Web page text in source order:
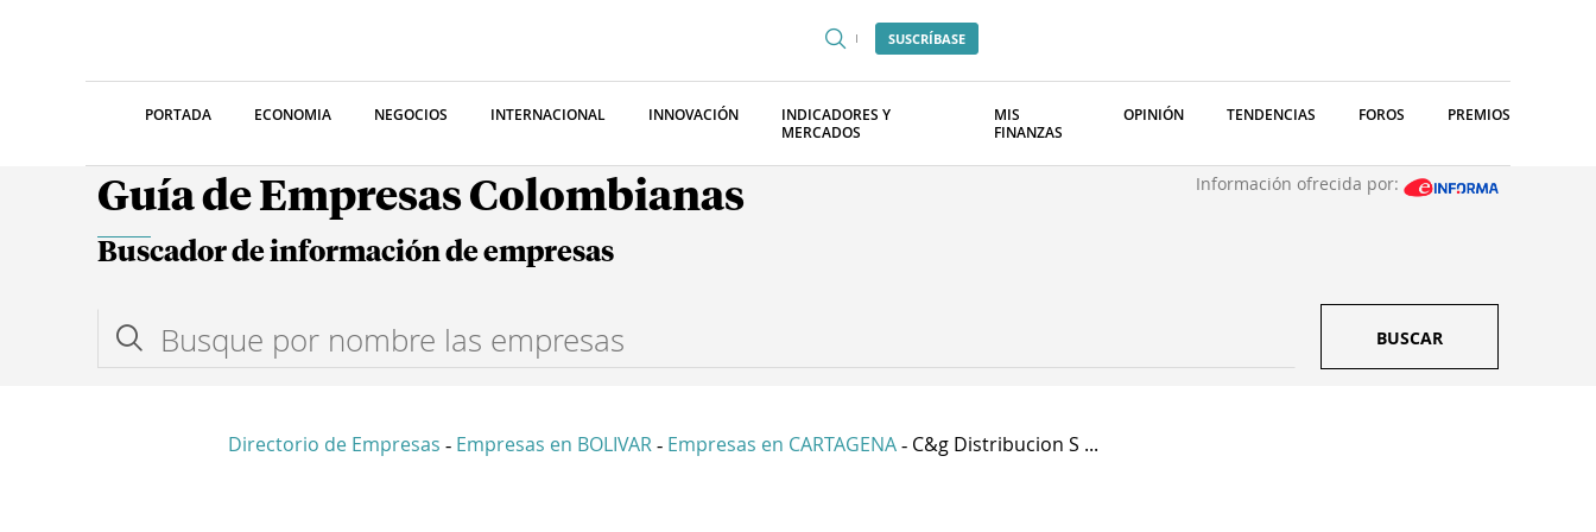
SUSCRÍBASE
PORTADA ECONOMIA NEGOCIOS INTERNACIONAL INNOVACIÓN
INDICADORES Y
MERCADOS
MIS
FINANZAS
OPINIÓN TENDENCIAS FOROS PREMIOS
Guía de Empresas Colombianas Información ofrecida por:
Buscador de información de empresas
BUSCAR
Directorio de Empresas - Empresas en BOLIVAR - Empresas en CARTAGENA - C&g Distribucion S ...